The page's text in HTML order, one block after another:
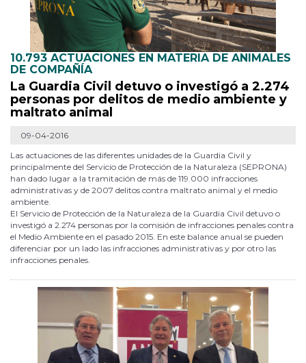
10.793 ACTUACIONES EN MATERIA DE ANIMALES
DE COMPAÑÍA
La Guardia Civil detuvo o investigó a 2.274
personas por delitos de medio ambiente y
maltrato animal
09-04-2016
Las actuaciones de las diferentes unidades de la Guardia Civil y
principalmente del Servicio de Protección de la Naturaleza (SEPRONA)
han dado lugar a la tramitación de más de 119.000 infracciones
administrativas y de 2007 delitos contra maltrato animal y el medio
ambiente.
El Servicio de Protección de la Naturaleza de la Guardia Civil detuvo o
investigó a 2.274 personas por la comisión de infracciones penales contra
el Medio Ambiente en el pasado 2015. En este balance anual se pueden
diferenciar por un lado las infracciones administrativas y por otro las
infracciones penales.